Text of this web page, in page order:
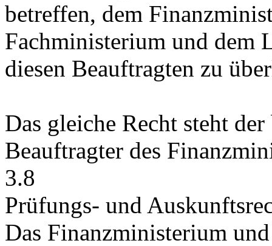
betreffen, dem
Fachministerium und dem
diesen Beauftragten zu
Das gleiche Recht steht
Beauftragter des
3.8
Prüfungs- und
Das Finanzministerium